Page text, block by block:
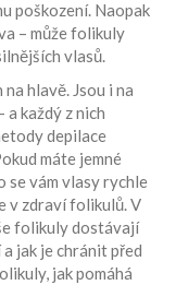
poškození. Naopak
– může folikuly
vlasů.
hlavě. Jsou i na
každý z nich
depilace
máte jemné
se vám vlasy rychle
v zdraví folikulů. V
folikuly dostávají
jak je chránit před
jak pomáhá